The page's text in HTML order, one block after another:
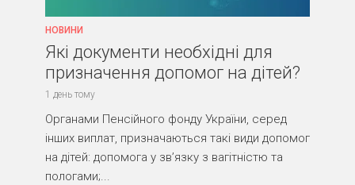
НОВИНИ
Які документи необхідні для
призначення допомог на дітей?
1 день тому
Органами Пенсійного фонду України, серед
інших виплат, призначаються такі види допомог
на дітей: допомога у зв’язку з вагітністю та
пологами;...